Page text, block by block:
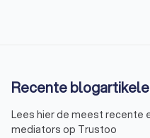
Recente
Lees hier de meest recente
mediators op Trustoo